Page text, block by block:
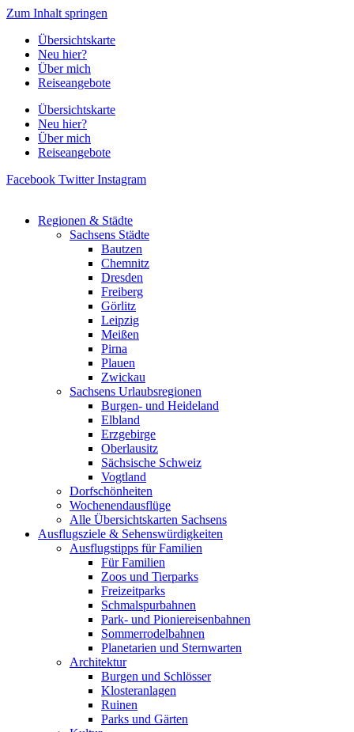
Zum Inhalt springen
Übersichtskarte
Neu hier?
Über mich
Reiseangebote
Übersichtskarte
Neu hier?
Über mich
Reiseangebote
Facebook Twitter Instagram
Regionen & Städte
Sachsens Städte
Bautzen
Chemnitz
Dresden
Freiberg
Görlitz
Leipzig
Meißen
Pirna
Plauen
Zwickau
Sachsens Urlaubsregionen
Burgen- und Heideland
Elbland
Erzgebirge
Oberlausitz
Sächsische Schweiz
Vogtland
Dorfschönheiten
Wochenendausflüge
Alle Übersichtskarten Sachsens
Ausflugsziele & Sehenswürdigkeiten
Ausflugstipps für Familien
Für Familien
Zoos und Tierparks
Freizeitparks
Schmalspurbahnen
Park- und Pioniereisenbahnen
Sommerrodelbahnen
Planetarien und Sternwarten
Architektur
Burgen und Schlösser
Klosteranlagen
Ruinen
Parks und Gärten